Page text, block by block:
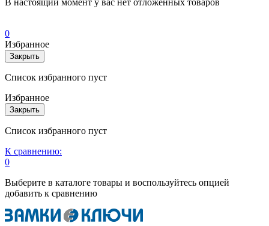
В настоящий момент у вас нет отложенных товаров
0
Избранное
Закрыть
Список избранного пуст
Избранное
Закрыть
Список избранного пуст
К сравнению:
0
Выберите в каталоге товары и воспользуйтесь опцией
добавить к сравнению